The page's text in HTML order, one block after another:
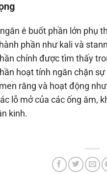
ê buốt phần lớn phụ
phần như kali và
chính được tìm thấy
hoạt tính ngăn chặn
răng và hoạt động
lỗ mở của các ống âm,
kinh.